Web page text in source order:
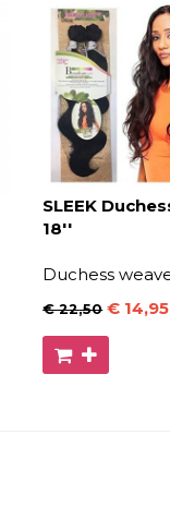
SLEEK
18''
Duchess
€ 22,50€ 14,95